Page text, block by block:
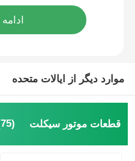
سیستم ترمز موتور سیکلت
قطعات بدنه موتور سیکلت
چراغ موتورسیکلت
موارد دیگر از ایالات متحده
قطعات موتور سیکلت (75)